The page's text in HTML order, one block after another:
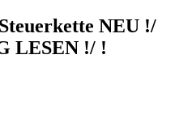
NEU !/
LESEN !/ !